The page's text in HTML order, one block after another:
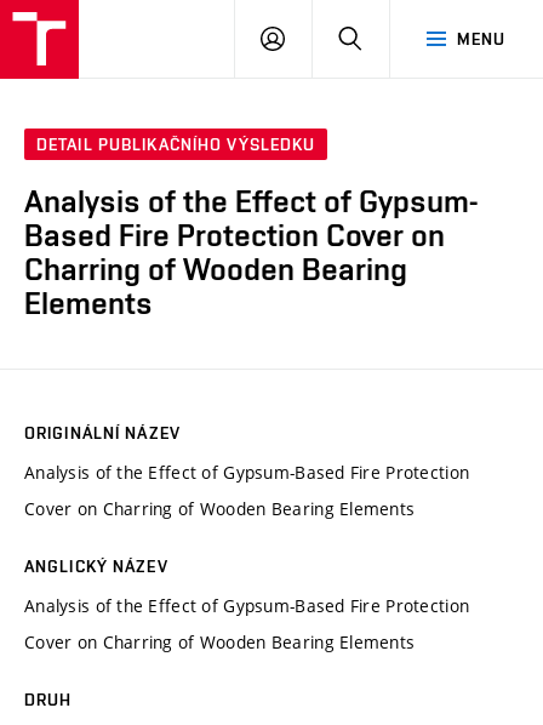
MENU
PŘIHLÁSIT
DETAIL PUBLIKAČNÍHO VÝSLEDKU
Analysis of the Effect of Gypsum-
Based Fire Protection Cover on
Charring of Wooden Bearing
Elements
ORIGINÁLNÍ NÁZEV
Analysis of the Effect of Gypsum-Based Fire Protection
Cover on Charring of Wooden Bearing Elements
ANGLICKÝ NÁZEV
Analysis of the Effect of Gypsum-Based Fire Protection
Cover on Charring of Wooden Bearing Elements
DRUH